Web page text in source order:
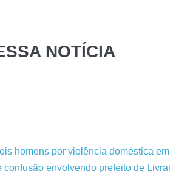
NOTÍCIA
homens por violência doméstica
envolvendo prefeito de